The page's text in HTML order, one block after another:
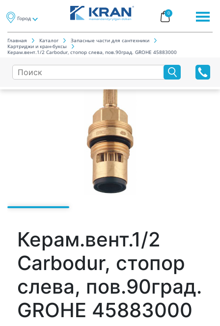
Город
0
Главная Каталог
Запасные части для сантехники
Картриджи и кран-буксы
Керам.вент.1/2 Carbodur, стопор слева, пов.90град. GROHE 45883000
Керам.вент.1/2
Carbodur, стопор
слева, пов.90град.
GROHE 45883000